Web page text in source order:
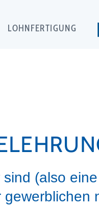
LOHNFERTIGUNG
(also